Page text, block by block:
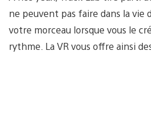
ne peuvent pas faire dans la vie
votre morceau lorsque vous le
rythme. La VR vous offre ainsi